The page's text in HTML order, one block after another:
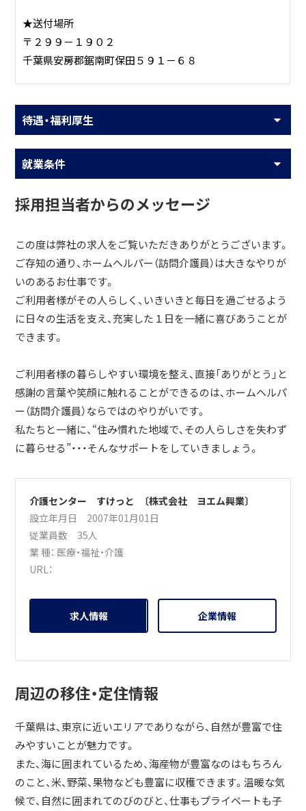
★送付場所
〒２９９－１９０２
千葉県安房郡鋸南町保田５９１－６８
待遇・福利厚生
就業条件
採用担当者からのメッセージ
この度は弊社の求人をご覧いただきありがとうございます。
ご存知の通り、ホームヘルパー（訪問介護員）は大きなやりが
いのあるお仕事です。
ご利用者様がその人らしく、いきいきと毎日を過ごせるよう
に日々の生活を支え、充実した１日を一緒に喜びあうことが
できます。
ご利用者様の暮らしやすい環境を整え、直接「ありがとう」と
感謝の言葉や笑顔に触れることができるのは、ホームヘルパ
ー（訪問介護員）ならではのやりがいです。
私たちと一緒に、“住み慣れた地域で、その人らしさを失わず
に暮らせる”・・・そんなサポートをしていきましょう。
介護センター すけっと 〔株式会社 ヨエム興業〕
設立年月日 2007年01月01日
従業員数 35人
業 種： 医療・福祉・介護
URL：
求人情報 企業情報
周辺の移住・定住情報
千葉県は、東京に近いエリアでありながら、自然が豊富で住
みやすいことが魅力です。
また、海に囲まれているため、海産物が豊富なのはもちろん
のこと、米、野菜、果物なども豊富に収穫できます。温暖な気
候で、自然に囲まれてのびのびと、仕事もプライベートも子